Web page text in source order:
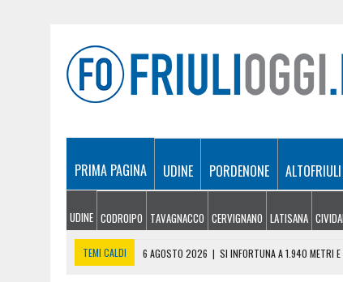
PRIMA PAGINA UDINE PORDENONE ALTOFRIULI
UDINE CODROIPO TAVAGNACCO CERVIGNANO LATISANA
TEMI CALDI 6 AGOSTO 2026 | SI INFORTUNA A 1.940 METRI E